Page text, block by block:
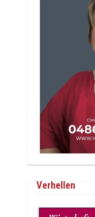
Verhellen